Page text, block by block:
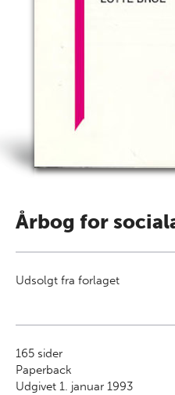
Årbog for
Udsolgt fra forlaget
165 sider
Paperback
Udgivet 1. januar 1993